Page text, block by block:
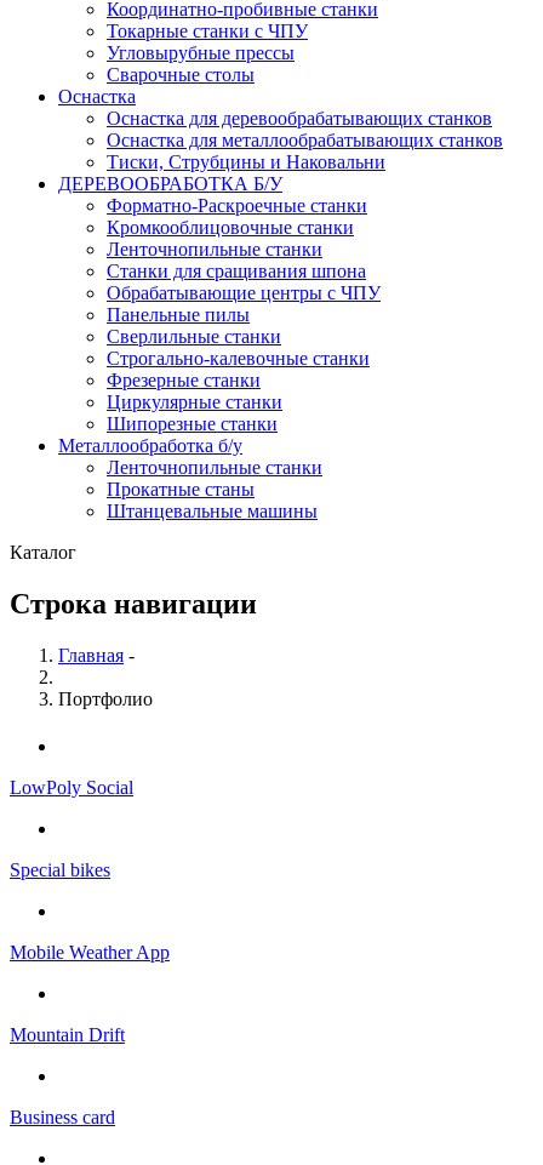
Координатно-пробивные станки
Токарные станки с ЧПУ
Угловырубные прессы
Сварочные столы
Оснастка
Оснастка для деревообрабатывающих станков
Оснастка для металлообрабатывающих станков
Тиски, Струбцины и Наковальни
ДЕРЕВООБРАБОТКА Б/У
Форматно-Раскроечные станки
Кромкооблицовочные станки
Ленточнопильные станки
Станки для сращивания шпона
Обрабатывающие центры с ЧПУ
Панельные пилы
Сверлильные станки
Строгально-калевочные станки
Фрезерные станки
Циркулярные станки
Шипорезные станки
Металлообработка б/у
Ленточнопильные станки
Прокатные станы
Штанцевальные машины
Каталог
Строка навигации
Главная -
Портфолио
LowPoly Social
Special bikes
Mobile Weather App
Mountain Drift
Business card